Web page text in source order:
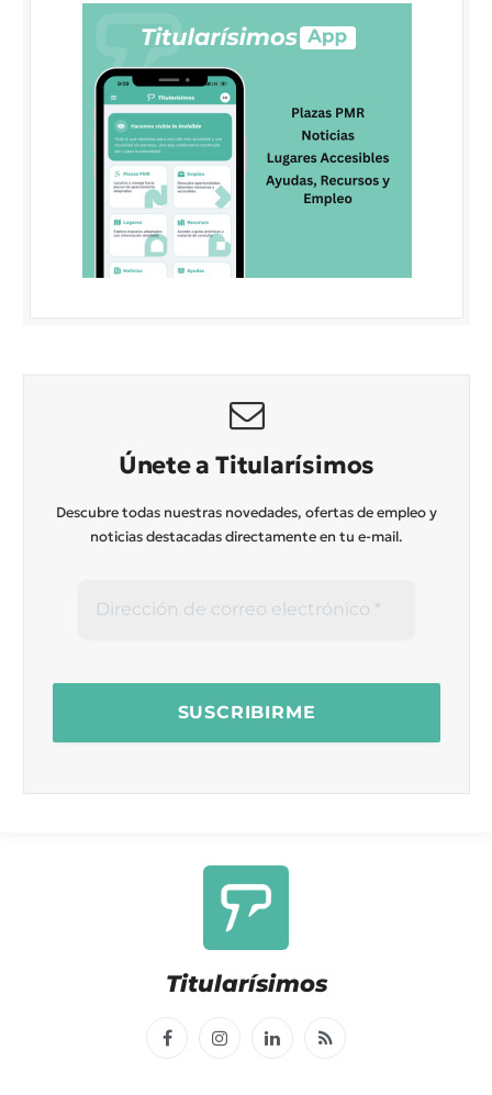
Únete a Titularísimos
Descubre todas nuestras novedades, ofertas de empleo y
noticias destacadas directamente en tu e-mail.
Titularísimos
FacebookInstagramLinkedInRSS